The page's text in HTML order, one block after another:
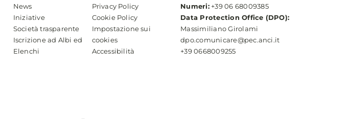
News
Iniziative
Società trasparente
Iscrizione ad Albi ed
Elenchi
Privacy Policy
Cookie Policy
Impostazione sui
cookies
Accessibilità
Numeri:+39 06 68009385
Data Protection Office (DPO):
Massimiliano Girolami
dpo.comunicare@pec.anci.it
+39 0668009255